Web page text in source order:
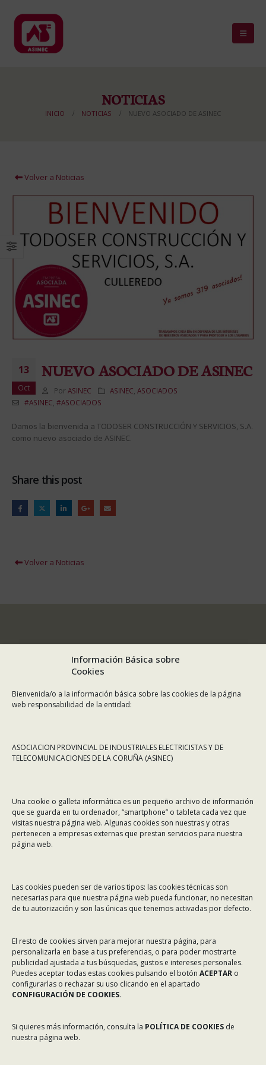
Información Básica sobre
Cookies
Bienvenida/o a la información básica sobre las cookies de la página
web responsabilidad de la entidad:
ASOCIACION PROVINCIAL DE INDUSTRIALES ELECTRICISTAS Y DE
TELECOMUNICACIONES DE LA CORUÑA (ASINEC)
Una cookie o galleta informática es un pequeño archivo de información
que se guarda en tu ordenador, “smartphone” o tableta cada vez que
visitas nuestra página web. Algunas cookies son nuestras y otras
pertenecen a empresas externas que prestan servicios para nuestra
página web.
Las cookies pueden ser de varios tipos: las cookies técnicas son
necesarias para que nuestra página web pueda funcionar, no necesitan
de tu autorización y son las únicas que tenemos activadas por defecto.
El resto de cookies sirven para mejorar nuestra página, para
personalizarla en base a tus preferencias, o para poder mostrarte
publicidad ajustada a tus búsquedas, gustos e intereses personales.
Puedes aceptar todas estas cookies pulsando el botón ACEPTAR o
configurarlas o rechazar su uso clicando en el apartado
CONFIGURACIÓN DE COOKIES.
Si quieres más información, consulta la POLÍTICA DE COOKIES de
nuestra página web.
NOTICIAS
INICIO NOTICIAS NUEVO ASOCIADO DE ASINEC
Volver a Noticias
13
Oct
NUEVO ASOCIADO DE ASINEC
Por ASINEC ASINEC ,ASOCIADOS
#ASINEC #ASOCIADOS
Damos la bienvenida a TODOSER CONSTRUCCIÓN Y SERVICIOS, S.A.
como nuevo asociado de ASINEC.
Share this post
Volver a Noticias
Dirección: Rafael Alberti 7, 1º C-D. 15008 A Coruña
Teléfono: 981 299 710
Email: asinec@asinec.org
Noticias
Servicios
Asociados
Tablón de Anuncios
Incidencias en Expediente U.F.D.
Contacto